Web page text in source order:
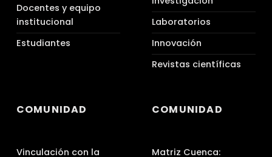
Docentes y equipo
institucional
Estudiantes
Laboratorios
Innovación
Revistas científicas
COMUNIDAD
Vinculación con la
COMUNIDAD
Matriz Cuenca: